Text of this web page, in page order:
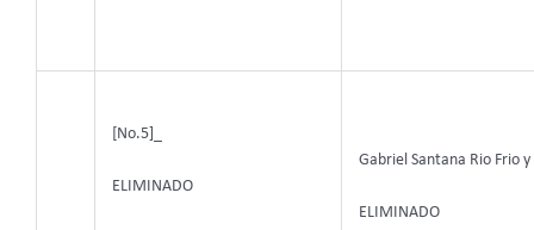
[No.5]_
ELIMINADO
Gabriel Santana Rio Frio
ELIMINADO